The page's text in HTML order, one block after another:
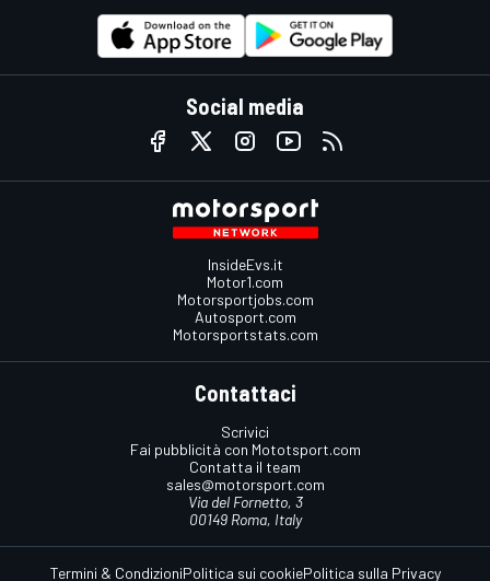
Social media
InsideEvs.it
Motor1.com
Motorsportjobs.com
Autosport.com
Motorsportstats.com
Contattaci
Scrivici
Fai pubblicità con Mototsport.com
Contatta il team
sales@motorsport.com
Via del Fornetto, 3
00149 Roma, Italy
Termini & CondizioniPolitica sui cookiePolitica sulla Privacy